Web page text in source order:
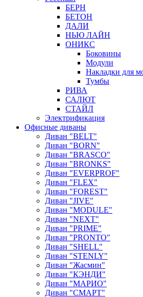
БЕРН
БЕТОН
ДАЛИ
НЬЮ ЛАЙН
ОНИКС
Боковины
Модули
Накладки для
Тумбы
РИВА
САЛЮТ
СТАЙЛ
Электрификация
Офисные диваны
Диван "BELT"
Диван "BORN"
Диван "BRASCO"
Диван "BRONKS"
Диван "EVERPROF"
Диван "FLEX"
Диван "FOREST"
Диван "JIVE"
Диван "MODULE"
Диван "NEXT"
Диван "PRIME"
Диван "PRONTO"
Диван "SHELL"
Диван "STENLY"
Диван "Жасмин"
Диван "КЭНДИ"
Диван "МАРИО"
Диван "СМАРТ"